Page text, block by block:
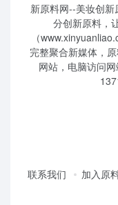
新原料网--美妆创
分创新原料，
（
完整聚合新媒体，
网站，电脑访问
联系我们 加入原